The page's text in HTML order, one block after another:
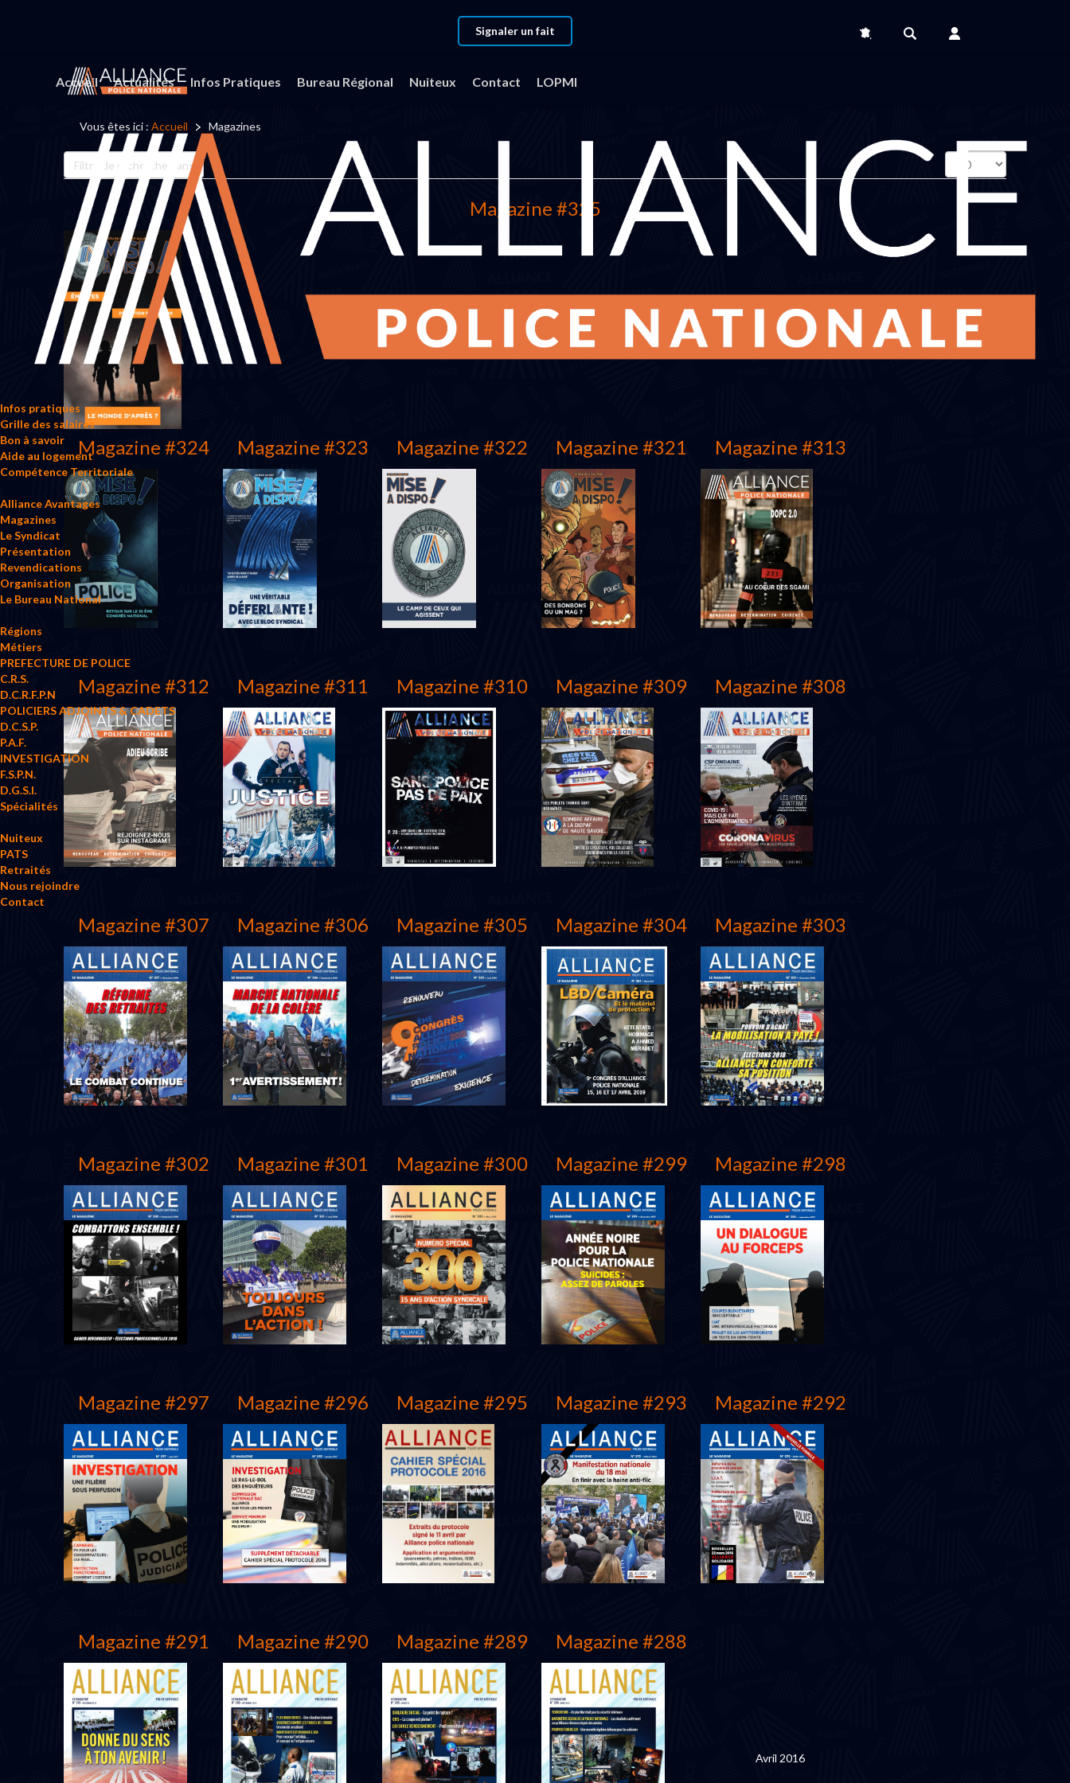
Signaler un fait
Accueil Actualités Infos Pratiques Bureau Régional Nuiteux Contact LOPMI
Infos pratiques
Grille des salaires
Bon à savoir
Aide au logement
Compétence Territoriale
Alliance Avantages
Magazines
Le Syndicat
Présentation
Revendications
Organisation
Le Bureau National
Régions
Métiers
PREFECTURE DE POLICE
C.R.S.
D.C.R.F.P.N
POLICIERS ADJOINTS & CADETS
D.C.S.P.
P.A.F.
INVESTIGATION
F.S.P.N.
D.G.S.I.
Spécialités
Nuiteux
PATS
Retraités
Nous rejoindre
Contact
Vous êtes ici : Accueil Magazines
Champ
de
filtre
Affichage
#
Magazine #325
Magazine #324 Magazine #323 Magazine #322 Magazine #321 Magazine #313
Mars 2022
Magazine #312
Mars 2022
Magazine #311
Juin 2021
Magazine #310
Mars 2021
Magazine #309
Décembre 2020
Magazine #308
Juin 2020
Magazine #307
décembre 2019
Magazine #306
Septembre 2019
Magazine #305
Juin 2019
Magazine #304
Mars 2019
Magazine #303
Décembre 2018
Magazine #302
Novembre 2018
Magazine #301
Juin 2018
Magazine #300
Mars 2018
Magazine #299
Décembre 2017
Magazine #298
Septembre 2017
Magazine #297
Juin 2017
Magazine #296
Janvier 2017
Magazine #295
Protocole 2016
Magazine #293
Juillet 2016
Magazine #292
Avril 2016
Magazine #291 Magazine #290 Magazine #289 Magazine #288